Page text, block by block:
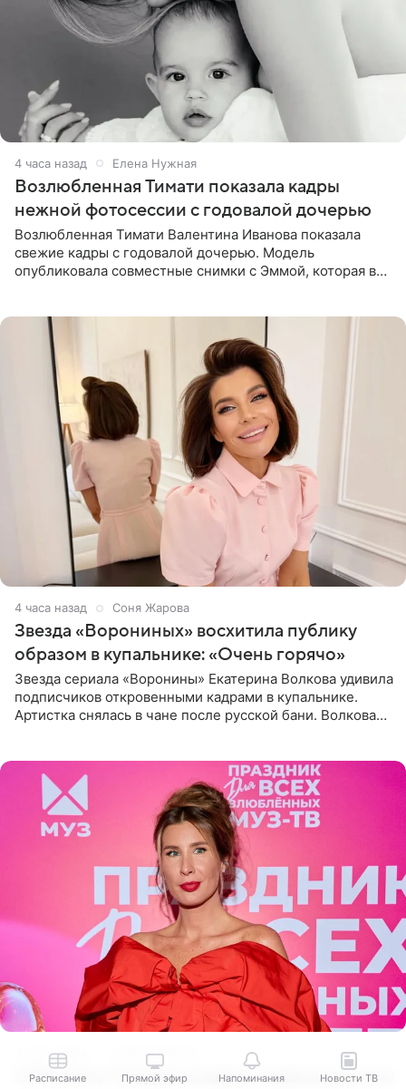
4 часа назад Елена Нужная
Возлюбленная Тимати показала кадры
нежной фотосессии с годовалой дочерью
Возлюбленная Тимати Валентина Иванова показала
свежие кадры с годовалой дочерью. Модель
опубликовала совместные снимки с Эммой, которая в
4 часа назад Соня Жарова
Звезда «Ворониных» восхитила публику
образом в купальнике: «Очень горячо»
Звезда сериала «Воронины» Екатерина Волкова удивила
подписчиков откровенными кадрами в купальнике.
Артистка снялась в чане после русской бани. Волкова
4 часа назад Елена Нужная
СМИ: Кети Топурия владеет недвижимостью
Расписание Прямой эфир Напоминания Новости ТВ